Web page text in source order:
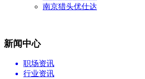
南京猎头优仕达
新闻中心
职场资讯
行业资讯